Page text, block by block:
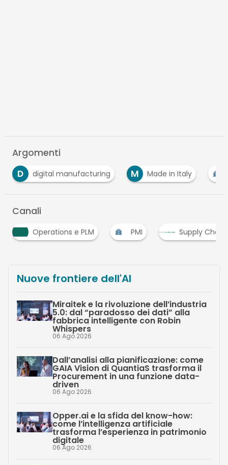
Argomenti
M
Made in Italy PMI S smart city
Canali
PMI Supply Chain Supply Chain
Nuove frontiere dell'AI
Miraitek e la rivoluzione dell’industria
5.0: dal “paradosso dei dati” alla
fabbrica intelligente con Robin
Whispers
06 Ago 2026
Dall’analisi alla pianificazione: come
GAIA Vision di QuantiaS trasforma il
Procurement in una funzione data-
driven
06 Ago 2026
Opper.ai e la sfida del know-how:
come l’intelligenza artificiale
trasforma l’esperienza in patrimonio
digitale
06 Ago 2026